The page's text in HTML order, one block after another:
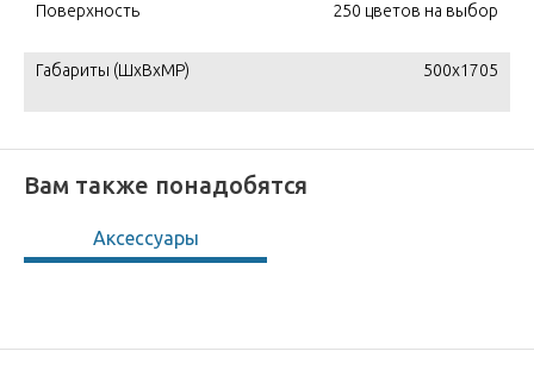
Поверхность 250 цветов на выбор
Габариты (ШxВxМР) 500x1705
Вам также понадобятся
Аксессуары